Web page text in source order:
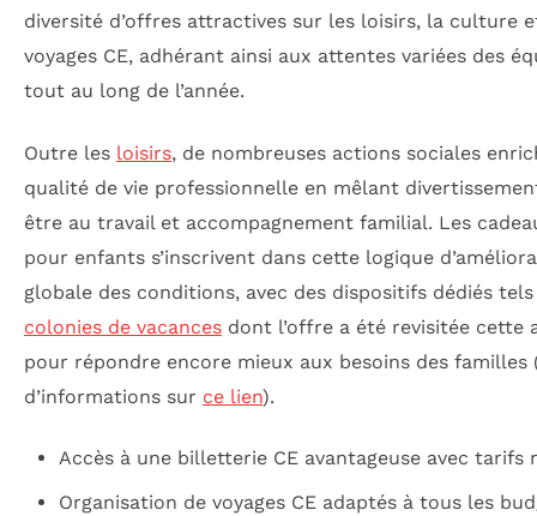
diversité d’offres attractives sur les loisirs, la culture
voyages CE, adhérant ainsi aux attentes variées des
tout au long de l’année.
Outre les loisirs, de nombreuses actions sociales
qualité de vie professionnelle en mêlant
être au travail et accompagnement familial. Les
pour enfants s’inscrivent dans cette logique
globale des conditions, avec des dispositifs dédiés
colonies de vacances dont l’offre a été revisitée cette
pour répondre encore mieux aux besoins des familles
d’informations sur ce lien).
Accès à une billetterie CE avantageuse avec tarifs
Organisation de voyages CE adaptés à tous les